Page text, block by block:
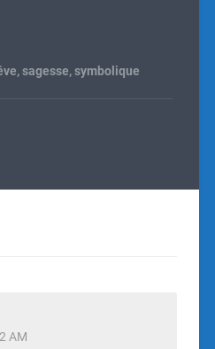
,sagesse,symbolique
AM